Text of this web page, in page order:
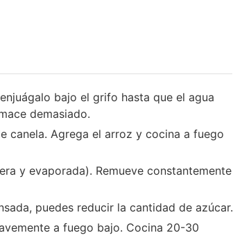
bajo el grifo hasta que el agua
demasiado.
canela. Agrega el arroz y cocina a fuego
y evaporada). Remueve constantemente
puedes reducir la cantidad de azúcar.
a fuego bajo. Cocina 20-30